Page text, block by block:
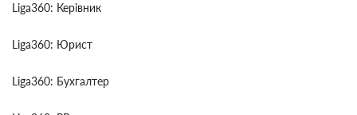
Liga360: Керівник
Liga360: Юрист
Liga360: Бухгалтер